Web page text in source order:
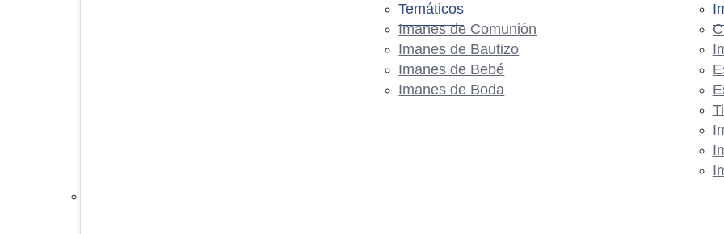
Temáticos
Imanes de Comunión
Imanes de Bautizo
Imanes de Bebé
Imanes de Boda